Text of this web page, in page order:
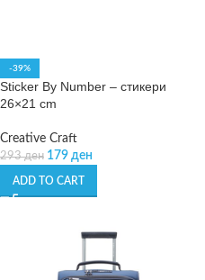
-39%
Sticker By Number – стикери
26×21 cm
Creative Craft
293ден 179 ден
ADD TO CART